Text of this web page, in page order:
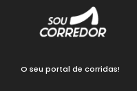
O seu portal de corridas!